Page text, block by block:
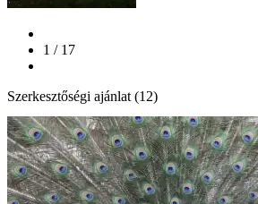
1 / 17
Szerkesztőségi ajánlat (12)